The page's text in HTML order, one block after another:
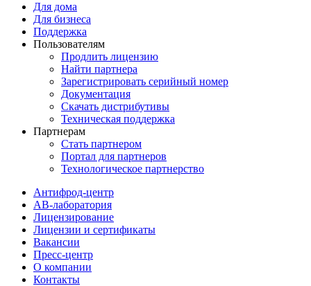
Для дома
Для бизнеса
Поддержка
Пользователям
Продлить лицензию
Найти партнера
Зарегистрировать серийный номер
Документация
Скачать дистрибутивы
Техническая поддержка
Партнерам
Стать партнером
Портал для партнеров
Технологическое партнерство
Антифрод-центр
АВ-лаборатория
Лицензирование
Лицензии и сертификаты
Вакансии
Пресс-центр
О компании
Контакты